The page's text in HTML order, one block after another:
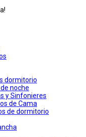
dormitorio
noche
y Sinfonieres
de Cama
de dormitorio